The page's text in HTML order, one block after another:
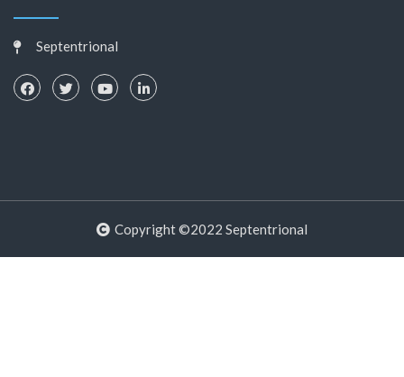
Septentrional
Copyright ©2022 Septentrional